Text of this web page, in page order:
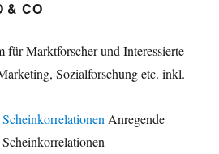
& CO
für Marktforscher und Interessierte
Sozialforschung etc. inkl.
Anregende